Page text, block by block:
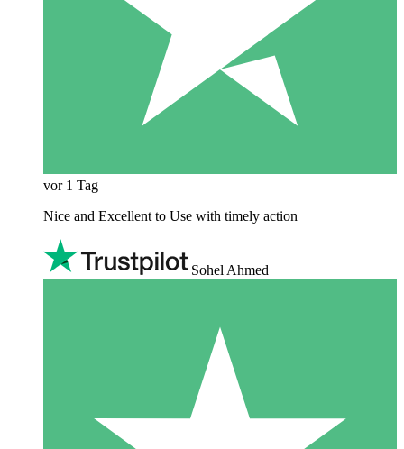
vor 1 Tag
Nice and Excellent to Use with timely action
Sohel Ahmed